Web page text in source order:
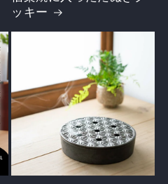
ッキー